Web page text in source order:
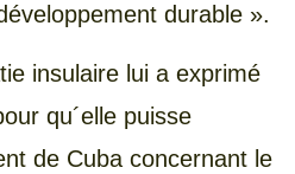
durable ».
insulaire lui a exprimé
qu´elle puisse
de Cuba concernant le